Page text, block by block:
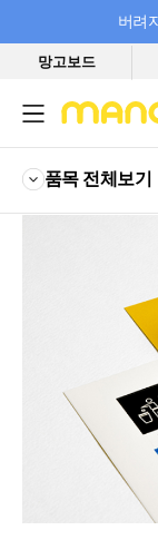
버려
필요한 만큼 충전하
망고보드
품목 전체 보기